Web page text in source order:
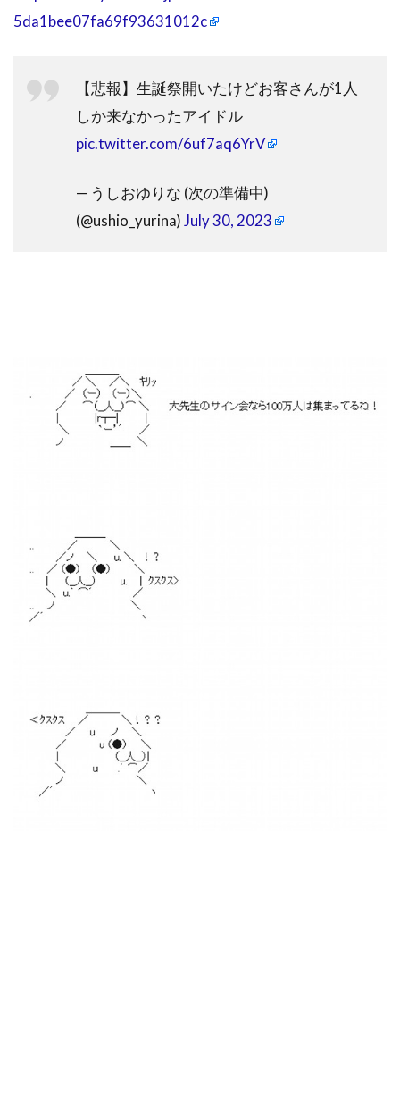
5da1bee07fa69f93631012c
【悲報】生誕祭開いたけどお客さんが1人
しか来なかったアイドル
pic.twitter.com/6uf7aq6YrV
— うしおゆりな (次の準備中)
(@ushio_yurina)July 30, 2023